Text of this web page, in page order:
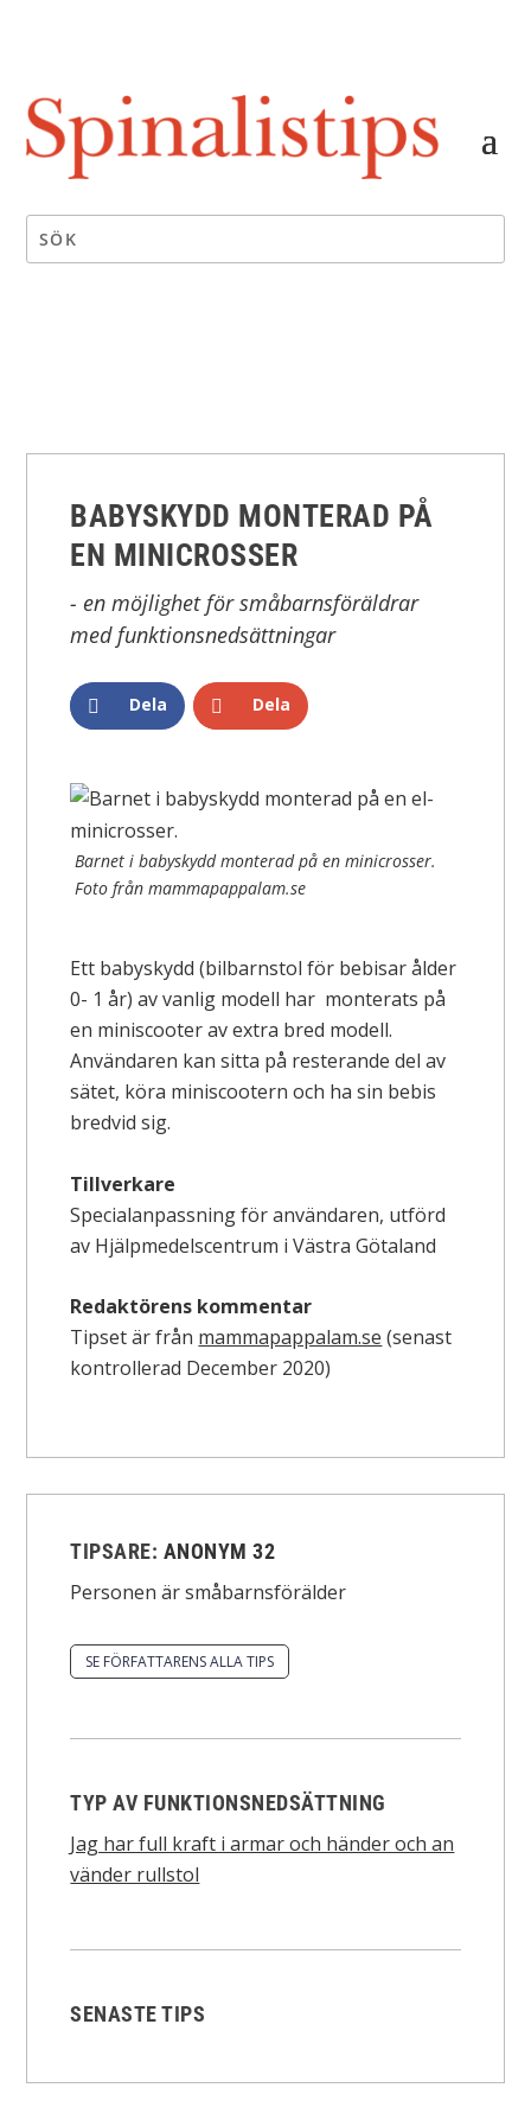
BABYSKYDD MONTERAD PÅ
EN MINICROSSER
- en möjlighet för småbarnsföräldrar
med funktionsnedsättningar
Dela Dela
Barnet i babyskydd monterad på en minicrosser.
Foto från mammapappalam.se
Ett babyskydd (bilbarnstol för bebisar ålder
0- 1 år) av vanlig modell har monterats på
en miniscooter av extra bred modell.
Användaren kan sitta på resterande del av
sätet, köra miniscootern och ha sin bebis
bredvid sig.
Tillverkare
Specialanpassning för användaren, utförd
av Hjälpmedelscentrum i Västra Götaland
Redaktörens kommentar
Tipset är från mammapappalam.se (senast
kontrollerad December 2020)
TIPSARE: ANONYM 32
Personen är småbarnsförälder
SE FÖRFATTARENS ALLA TIPS
TYP AV FUNKTIONSNEDSÄTTNING
Jag har full kraft i armar och händer och an
vänder rullstol
SENASTE TIPS